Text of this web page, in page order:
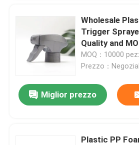
Wholesale
Trigger
Quality and
Detergent
MOQ：10000
Prezzo：
Miglior prezzo
Plastic PP